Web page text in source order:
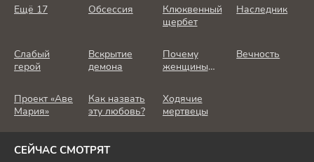
Ещё 17 Обсессия
Клюквенный
щербет
Наследник
Слабый
герой
Вскрытие
демона
Почему
женщины
Вечность
Проект «Аве
Мария»
Как назвать
эту любовь?
Ходячие
мертвецы
СЕЙЧАС СМОТРЯТ